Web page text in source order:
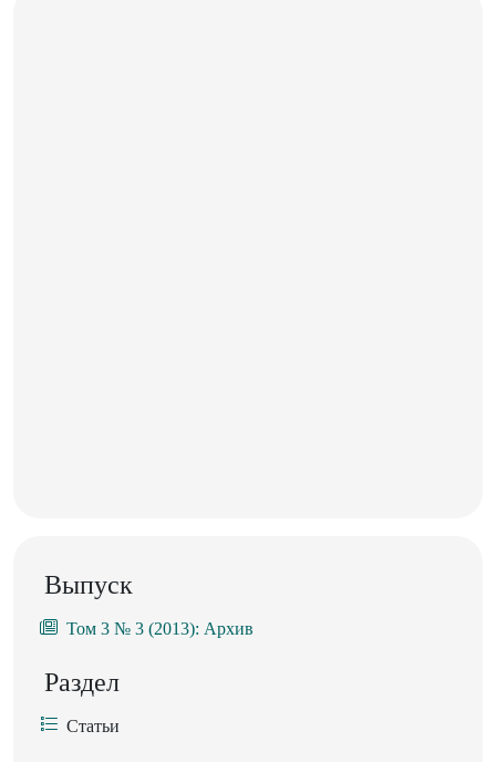
Выпуск
Том 3 № 3 (2013): Архив
Раздел
Статьи